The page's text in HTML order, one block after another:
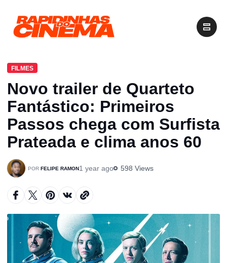
Novo trailer de Quarteto
Fantástico: Primeiros
Passos chega com Surfista
Prateada e clima anos 60
FELIPE RAMON
FILMES
1 year ago 598 Views